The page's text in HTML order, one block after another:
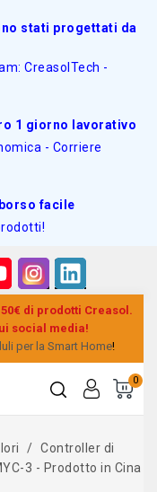
stati progettati da
CreasolTech -
1 giorno lavorativo
- Corriere
facile
di prodotti Creasol.
social media!
per la Smart Home!
0
Controller di
3 - Prodotto in Cina